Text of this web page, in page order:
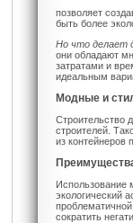
позволяет
быть более
Но что делает
они обладают
затратами и
идеальным
Модные и
Строительство
строителей.
из контейнеров
Использование
экологический
сократить